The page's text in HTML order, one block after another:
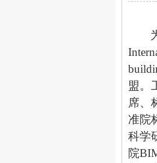
盟。
席、
准院
科学
院